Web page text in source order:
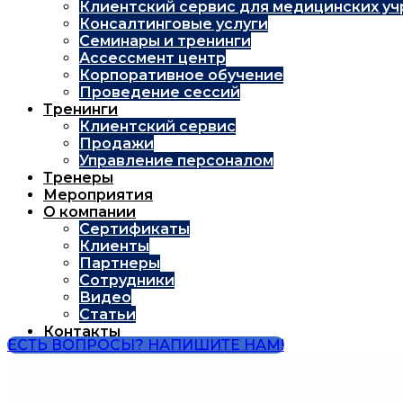
Клиентский сервис для медицинских
Консалтинговые услуги
Семинары и тренинги
Ассессмент центр
Корпоративное обучение
Проведение сессий
Тренинги
Клиентский сервис
Продажи
Управление персоналом
Тренеры
Мероприятия
О компании
Сертификаты
Клиенты
Партнеры
Сотрудники
Видео
Статьи
Контакты
ЕСТЬ ВОПРОСЫ? НАПИШИТЕ НАМ!